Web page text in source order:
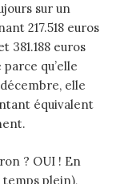
sur un
217.518 euros
381.188 euros
qu’elle
elle
équivalent
? OUI ! En
temps plein),